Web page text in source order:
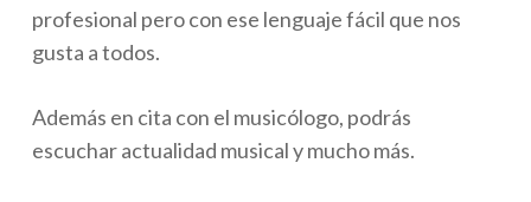
profesional pero con ese lenguaje fácil que nos
gusta a todos.
Además en cita con el musicólogo, podrás
escuchar actualidad musical y mucho más.